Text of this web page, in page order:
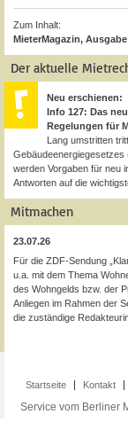
Zum Inhalt:
MieterMagazin,
Der aktuelle
Neu erschienen:
Info 127: Das
Regelungen für
Lang umstritten
Gebäudeenergiegesetzes
werden Vorgaben für neu
Antworten auf die
Mitmachen
23.07.26
Für die ZDF-Sendung
u.a. mit dem Thema
des Wohngelds bzw. der
Anliegen im Rahmen der
die zuständige
Startseite Kontakt
Service vom Berliner